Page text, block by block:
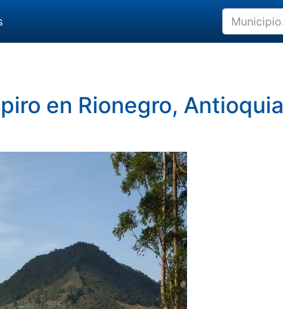
en Rionegro, Antioquia